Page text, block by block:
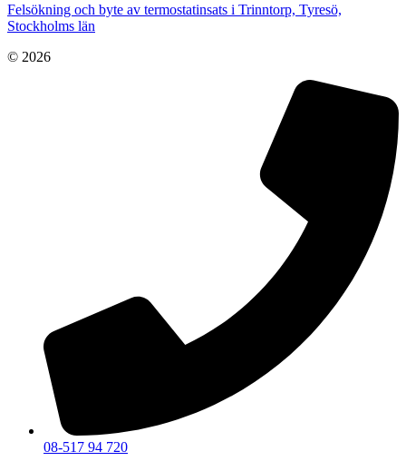
Felsökning och byte av termostatinsats i Trinntorp, Tyresö,
Stockholms län
© 2026
08-517 94 720